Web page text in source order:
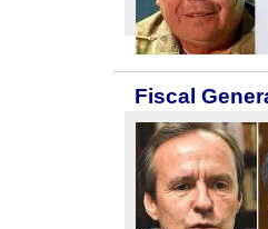
Fiscal